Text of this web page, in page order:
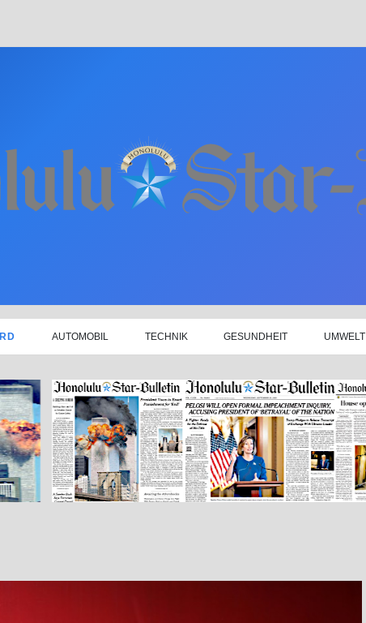
AUTOMOBIL TECHNIK GESUNDHEIT UMWELT